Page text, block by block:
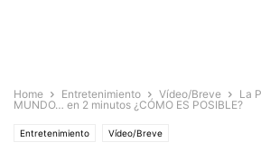
Home Entretenimiento Vídeo/Breve
La
MUNDO… en 2 minutos ¿CÓMO ES POSIBLE?
Entretenimiento Vídeo/Breve